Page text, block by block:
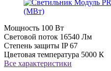
Мощность 100 Вт
Световой поток 16540 Лм
Степень защиты IP 67
Цветовая температура 5000 К
Все характеристики